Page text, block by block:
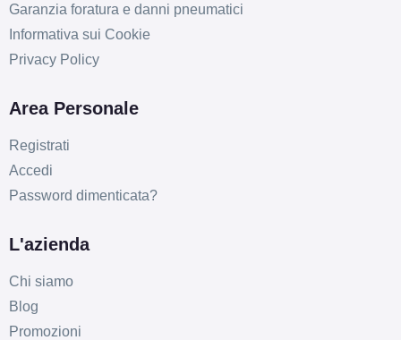
Garanzia foratura e danni pneumatici
Informativa sui Cookie
Privacy Policy
Area Personale
Registrati
Accedi
Password dimenticata?
L'azienda
Chi siamo
Blog
Promozioni